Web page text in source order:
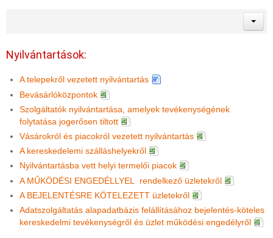
Nyilvántartások:
A telepekről vezetett nyilvántartás
Bevásárlóközpontok
Szolgáltatók nyilvántartása, amelyek tevékenységének
folytatása jogerősen tiltott
Vásárokról és piacokról vezetett nyilvántartás
A kereskedelemi szálláshelyekről
Nyilvántartásba vett helyi termelői piacok
A MŰKÖDÉSI ENGEDÉLLYEL rendelkező üzletekről
A BEJELENTÉSRE KÖTELEZETT üzletekről
Adatszolgáltatás alapadatbázis felállításához bejelentés-köteles
kereskedelmi tevékenységről és üzlet működési engedélyről